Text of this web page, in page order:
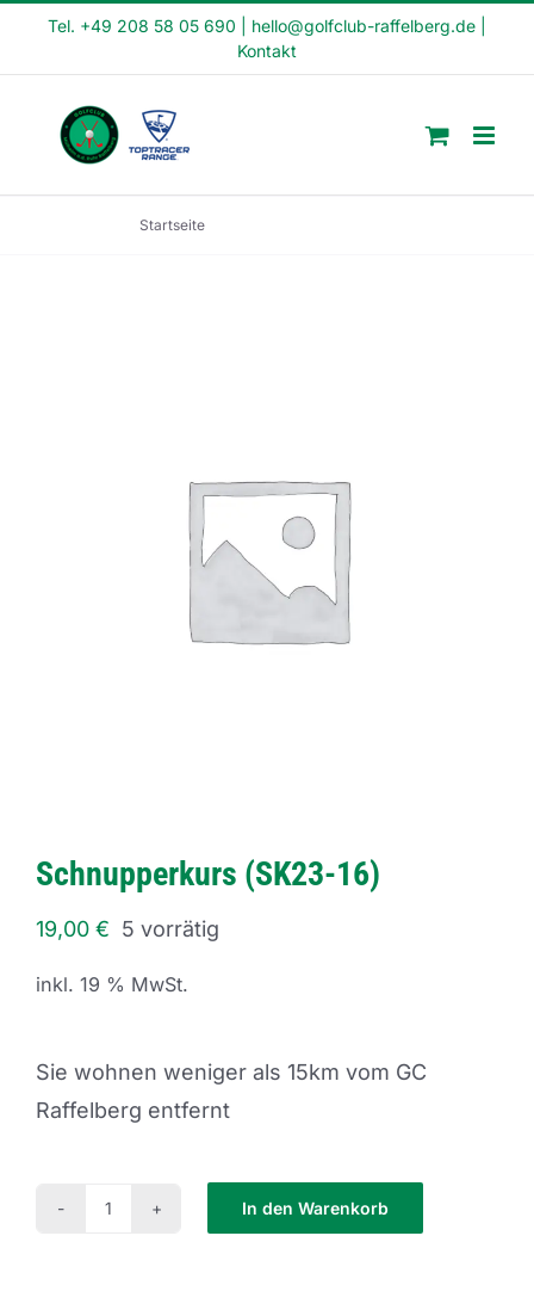
Tel. +49 208 58 05 690 hello@golfclub-raffelberg.de
Kontakt
Startseite
Schnupperkurs (SK23-16)
19,00 € 5 vorrätig
inkl. 19 % MwSt.
Sie wohnen weniger als 15km vom GC
Raffelberg entfernt
Schnupperkurs
In den Warenkorb